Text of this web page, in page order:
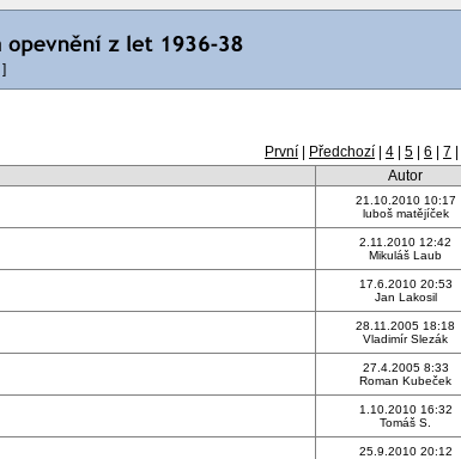
]
První Předchozí 4 5 6 7
Autor
21.10.2010 10:17
luboš matějíček
2.11.2010 12:42
Mikuláš Laub
17.6.2010 20:53
Jan Lakosil
28.11.2005 18:18
Vladimír Slezák
27.4.2005 8:33
Roman Kubeček
1.10.2010 16:32
Tomáš S.
25.9.2010 20:12